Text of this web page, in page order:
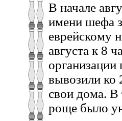
В начале
имени шефа
еврейскому
августа к 8
вывозили ко
свои дома. В
роще было